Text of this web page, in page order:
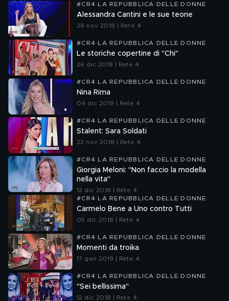
#CR4 LA REPUBBLICA DELLE DONNE
Alessandra Cantini e le sue teorie
28 nov 2018 | Rete 4
#CR4 LA REPUBBLICA DELLE DONNE
Le storiche copertine di "Chi"
26 dic 2018 | Rete 4
#CR4 LA REPUBBLICA DELLE DONNE
Nina Rima
04 dic 2019 | Rete 4
#CR4 LA REPUBBLICA DELLE DONNE
Stalent: Sara Soldati
22 nov 2018 | Rete 4
#CR4 LA REPUBBLICA DELLE DONNE
Giorgia Meloni: "Non faccio la modella
nella vita"
12 dic 2018 | Rete 4
#CR4 LA REPUBBLICA DELLE DONNE
Carmelo Bene a Uno contro Tutti
05 dic 2018 | Rete 4
#CR4 LA REPUBBLICA DELLE DONNE
Momenti da troika
17 gen 2019 | Rete 4
#CR4 LA REPUBBLICA DELLE DONNE
"Sei bellissima"
12 dic 2018 | Rete 4